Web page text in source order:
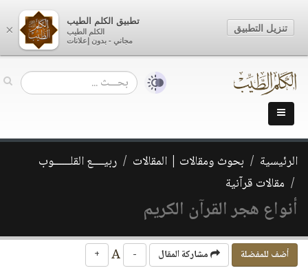
الرئيسية بحوث ومقالات | المقالات
ربيــــع القلــــــوب
مقالات قرآنية
أنواع هجر القرآن الكريم
أضف للمفضلة مشاركة المقال -
+
×
تطبيق الكلم الطيب
الكلم الطيب
مجاني - بدون إعلانات
تنزيل التطبيق